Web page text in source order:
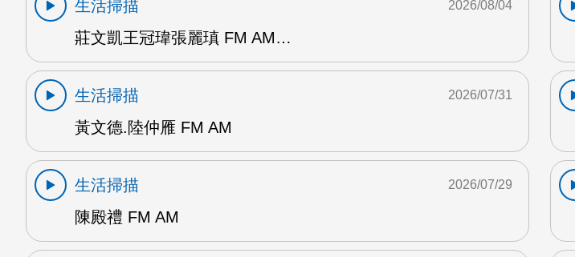
生活掃描
莊文凱王冠瑋張麗瑱 FM AM…
2026/08/04
生活掃描
黃文德.陸仲雁 FM AM
2026/07/31
生活掃描
陳殿禮 FM AM
2026/07/29